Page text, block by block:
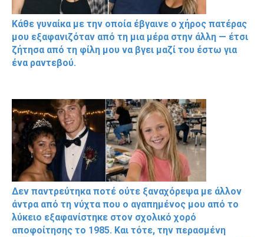
Κάθε γυναίκα με την οποία έβγαινε ο χήρος πατέρας
μου εξαφανιζόταν από τη μια μέρα στην άλλη — έτσι
ζήτησα από τη φίλη μου να βγει μαζί του έστω για
ένα ραντεβού.
Δεν παντρεύτηκα ποτέ ούτε ξαναχόρεψα με άλλον
άντρα από τη νύχτα που ο αγαπημένος μου από το
λύκειο εξαφανίστηκε στον σχολικό χορό
αποφοίτησης το 1985. Και τότε, την περασμένη